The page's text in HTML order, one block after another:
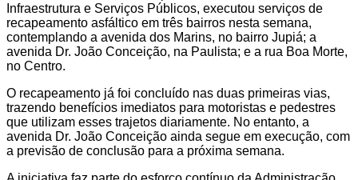
Infraestrutura e Serviços Públicos, executou serviços de
recapeamento asfáltico em três bairros nesta semana,
contemplando a avenida dos Marins, no bairro Jupiá; a
avenida Dr. João Conceição, na Paulista; e a rua Boa Morte,
no Centro.
O recapeamento já foi concluído nas duas primeiras vias,
trazendo benefícios imediatos para motoristas e pedestres
que utilizam esses trajetos diariamente. No entanto, a
avenida Dr. João Conceição ainda segue em execução, com
a previsão de conclusão para a próxima semana.